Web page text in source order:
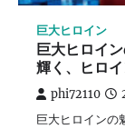
巨大ヒロイン
巨大ヒロイ
輝く、ヒロ
phi72110
巨大ヒロインの